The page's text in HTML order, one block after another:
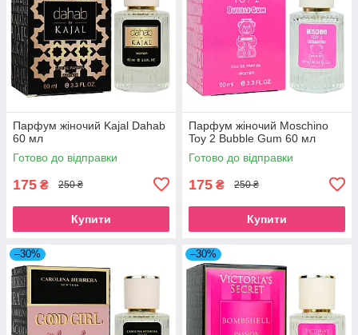
Парфум жіночий Kajal Dahab
60 мл
Готово до відправки
175 ₴ 250 ₴
Купити
Парфум жіночий Moschino
Toy 2 Bubble Gum 60 мл
Готово до відправки
175 ₴ 250 ₴
Купити
–30% –30%